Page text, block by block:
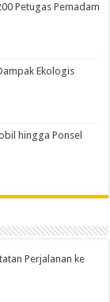
Petugas Pemadam
Ekologis
hingga Ponsel
Perjalanan ke